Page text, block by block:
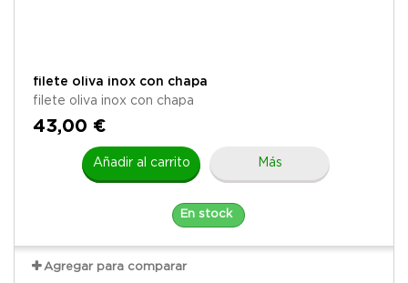
filete oliva inox con chapa
filete oliva inox con chapa
43,00 €
Añadir al carrito Más
En stock
Agregar para comparar